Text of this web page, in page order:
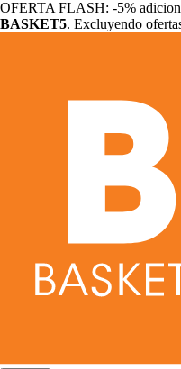
OFERTA FLASH: -5%
BASKET5. Excluyendo